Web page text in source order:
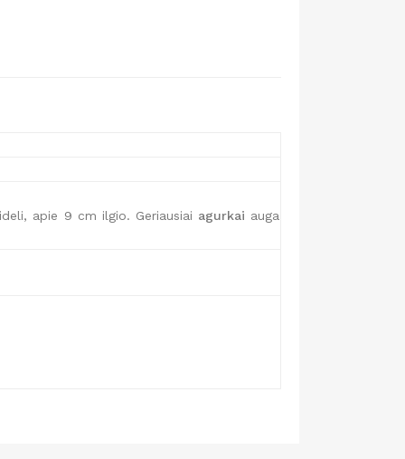
apie 9 cm ilgio. Geriausiai agurkai auga